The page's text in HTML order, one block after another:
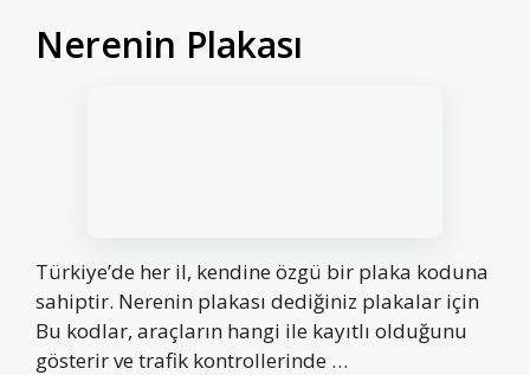
Nerenin Plakası
Türkiye’de her il, kendine özgü bir plaka koduna
sahiptir. Nerenin plakası dediğiniz plakalar için
Bu kodlar, araçların hangi ile kayıtlı olduğunu
gösterir ve trafik kontrollerinde …